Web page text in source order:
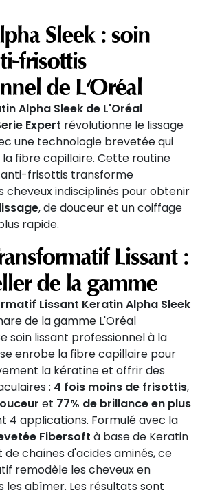
Sleek : soin
frisottis
de L'Oréal
Alpha Sleek de L'Oréal
Expert révolutionne le lissage
une technologie brevetée qui
fibre capillaire. Cette routine
frisottis transforme
cheveux indisciplinés pour obtenir
, de douceur et un coiffage
rapide.
Lissant :
de la gamme
Lissant Keratin Alpha Sleek
de la gamme L'Oréal
soin lissant professionnel à la
enrobe la fibre capillaire pour
la kératine et offrir des
: 4 fois moins de frisottis,
et 77% de brillance en plus
4 applications. Formulé avec la
Fibersoft à base de Keratin
chaînes d'acides aminés, ce
remodèle les cheveux en
les abîmer. Les résultats sont